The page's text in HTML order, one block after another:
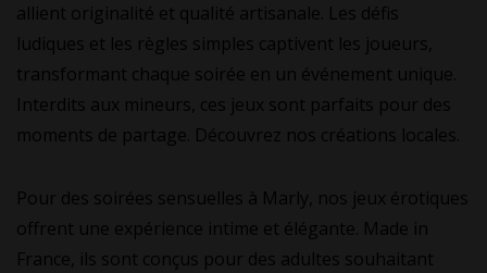
allient originalité et qualité artisanale. Les défis
ludiques et les règles simples captivent les joueurs,
transformant chaque soirée en un événement unique.
Interdits aux mineurs, ces jeux sont parfaits pour des
moments de partage. Découvrez nos créations locales.
Pour des soirées sensuelles à Marly, nos jeux érotiques
offrent une expérience intime et élégante. Made in
France, ils sont conçus pour des adultes souhaitant